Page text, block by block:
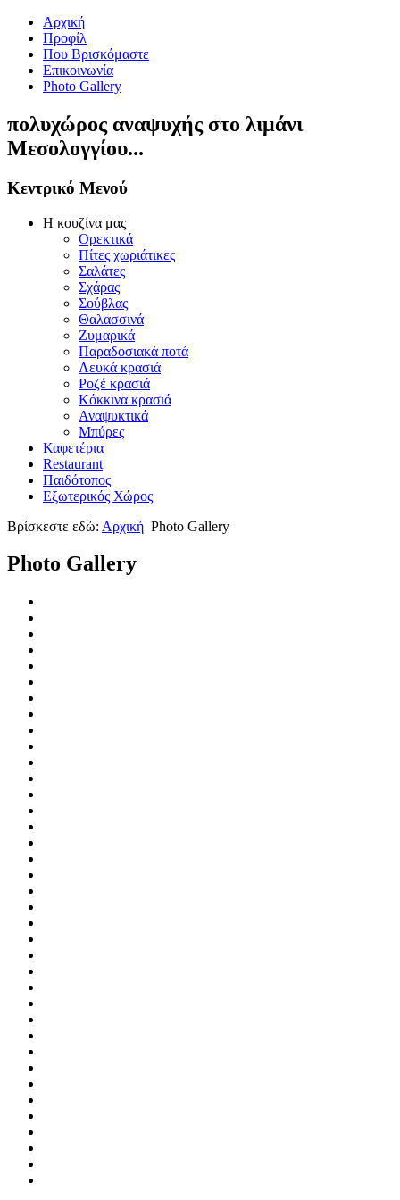
Αρχική
Προφίλ
Που Βρισκόμαστε
Επικοινωνία
Photo Gallery
πολυχώρος αναψυχής στο λιμάνι
Μεσολογγίου...
Κεντρικό Μενού
Η κουζίνα μας
Ορεκτικά
Πίτες χωριάτικες
Σαλάτες
Σχάρας
Σούβλας
Θαλασσινά
Ζυμαρικά
Παραδοσιακά ποτά
Λευκά κρασιά
Ροζέ κρασιά
Κόκκινα κρασιά
Αναψυκτικά
Μπύρες
Καφετέρια
Restaurant
Παιδότοπος
Εξωτερικός Χώρος
Βρίσκεστε εδώ: Αρχική Photo Gallery
Photo Gallery